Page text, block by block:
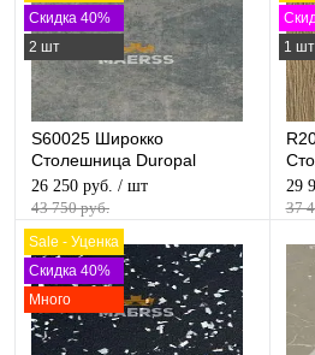
Скидка 40%
2 шт
S60025 Широкко
Столешница Duropal
матовая
26 250 руб. / шт
43 750 руб.
1 шт
29
37
Sale - Уценка
Скидка 40%
Много